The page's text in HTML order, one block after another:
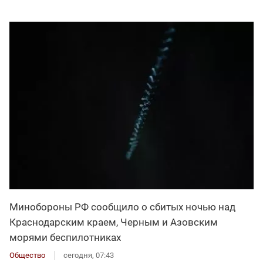
Минобороны РФ сообщило о сбитых ночью над
Краснодарским краем, Черным и Азовским
морями беспилотниках
Общество сегодня, 07:43